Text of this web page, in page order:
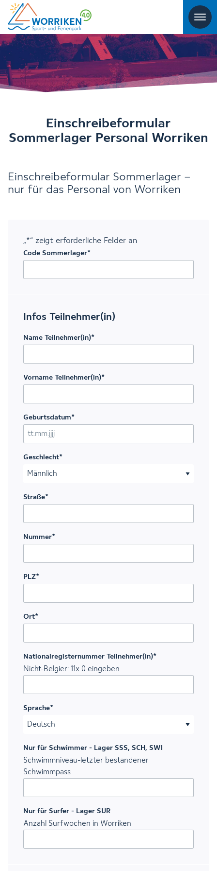
Einschreibeformular
Sommerlager Personal Worriken
Einschreibeformular Sommerlager –
nur für das Personal von Worriken
„*“ zeigt erforderliche Felder an
Code Sommerlager*
Infos Teilnehmer(in)
Name Teilnehmer(in)*
Vorname Teilnehmer(in)*
Geburtsdatum*
TT Punkt MM Punkt JJJJ
Geschlecht*
Straße*
Nummer*
PLZ*
Ort*
Nationalregisternummer Teilnehmer(in)*
Nicht-Belgier: 11x 0 eingeben
Sprache*
Nur für Schwimmer - Lager SSS, SCH, SWI
Schwimmniveau-letzter bestandener
Schwimmpass
Nur für Surfer - Lager SUR
Anzahl Surfwochen in Worriken